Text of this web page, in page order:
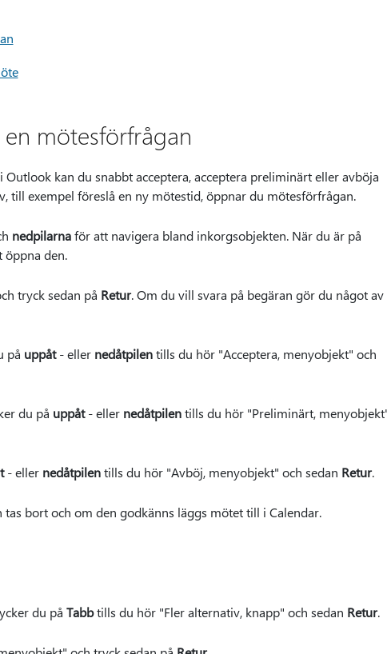
mötesförfrågan
kan du snabbt acceptera, acceptera preliminärt eller avböja
till exempel föreslå en ny mötestid, öppnar du mötesförfrågan.
nedpilarnaför att navigera bland inkorgsobjekten. När du är på
den.
tryck sedan på Retur. Om du vill svara på begäran gör du något av
på uppåt- eller nedåtpilentills du hör "Acceptera, menyobjekt" och
du på uppåt- eller nedåtpilentills du hör "Preliminärt,
- eller nedåtpilentills du hör "Avböj, menyobjekt" och sedan Retur.
bort och om den godkänns läggs mötet till i Calendar.
du på Tabbtills du hör "Fler alternativ, knapp" och sedan Retur.